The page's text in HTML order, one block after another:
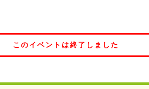
このイベントは終了しました